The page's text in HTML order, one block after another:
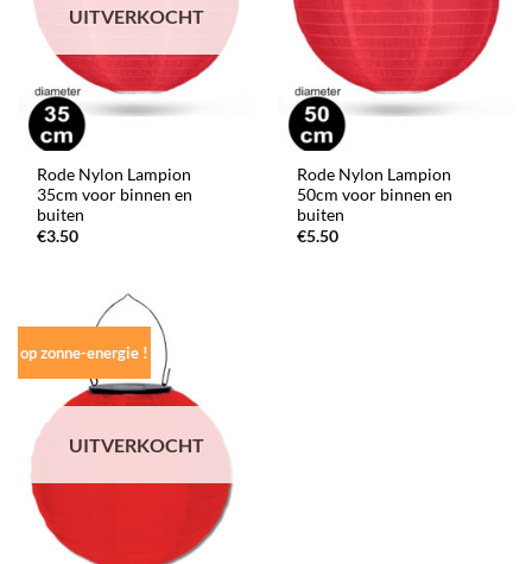
UITVERKOCHT
Rode Nylon Lampion
35cm voor binnen en
buiten
€3.50
Rode Nylon Lampion
50cm voor binnen en
buiten
€5.50
op zonne-energie !
UITVERKOCHT